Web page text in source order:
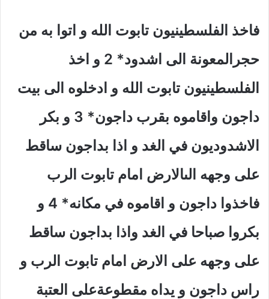
فاخذ الفلسطينيون تابوت الله و اتوا به من
حجرالمعونة الى اشدود* 2 و اخذ
الفلسطينيون تابوت الله و ادخلوه الى بيت
داجون واقاموه بقرب داجون* 3 و بكر
الاشدوديون في الغد و اذا بداجون ساقط
على وجهه الىالارض امام تابوت الرب
فاخذوا داجون و اقاموه في مكانه* 4 و
بكروا صباحا في الغد واذا بداجون ساقط
على وجهه على الارض امام تابوت الرب و
راس داجون و يداه مقطوعةعلى العتبة